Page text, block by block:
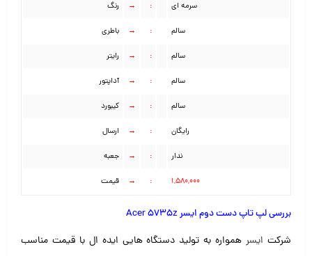
سرمه ای :
→ رنگ
سالم :
→ باطری
سالم :
→ رایتر
سالم :
→ آداپتور
سالم :
→ کیبورد
رایگان :
→ ارسال
ندار :
→ جعبه
۱,۵۸۰,۰۰۰ :
→ قیمت
بررسی لپ تاپ دست دوم ایسر Acer 5735z
شرکت ایسرهمواره به تولید دستگاه هایی ایده ال با قیمت مناسب